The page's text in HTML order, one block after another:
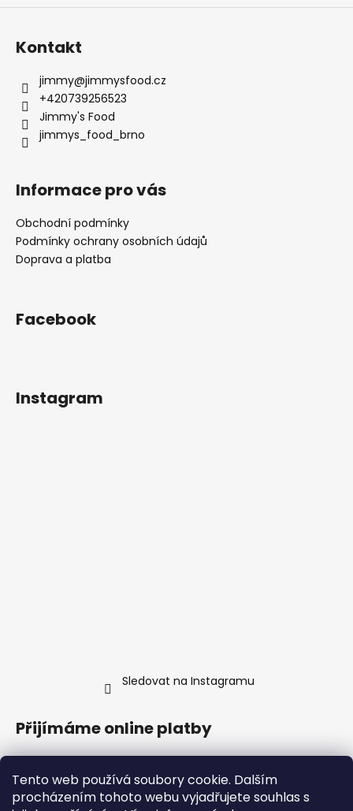
Tento web používá soubory cookie. Dalším
procházením tohoto webu vyjadřujete souhlas s
Kontakt
jimmy@jimmysfood.cz
+420739256523
Jimmy's Food
jimmys_food_brno
Informace pro vás
Obchodní podmínky
Podmínky ochrany osobních údajů
Doprava a platba
Facebook
Instagram
Sledovat na Instagramu
Přijímáme online platby